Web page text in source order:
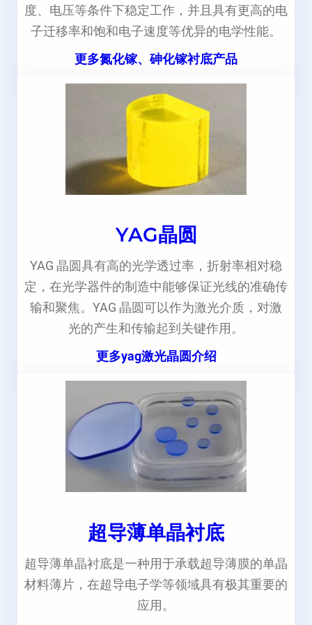
度、电压等条件下稳定工作，并且具有更高的电
子迁移率和饱和电子速度等优异的电学性能。
更多氮化镓、砷化镓衬底产品
YAG晶圆
YAG 晶圆具有高的光学透过率，折射率相对稳
定，在光学器件的制造中能够保证光线的准确传
输和聚焦。YAG 晶圆可以作为激光介质，对激
光的产生和传输起到关键作用。
更多yag激光晶圆介绍
超导薄单晶衬底
超导薄单晶衬底是一种用于承载超导薄膜的单晶
材料薄片，在超导电子学等领域具有极其重要的
应用。